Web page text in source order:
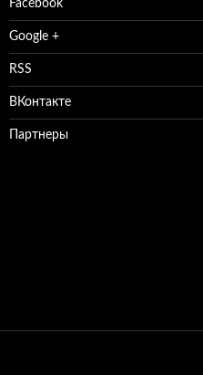
Facebook
Google +
RSS
ВКонтакте
Партнеры